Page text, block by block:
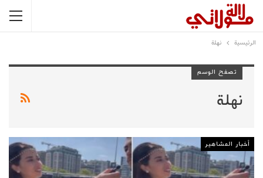
الرئيسية نهلة
تصفح الوسم
نهلة
أخبار المشاهير